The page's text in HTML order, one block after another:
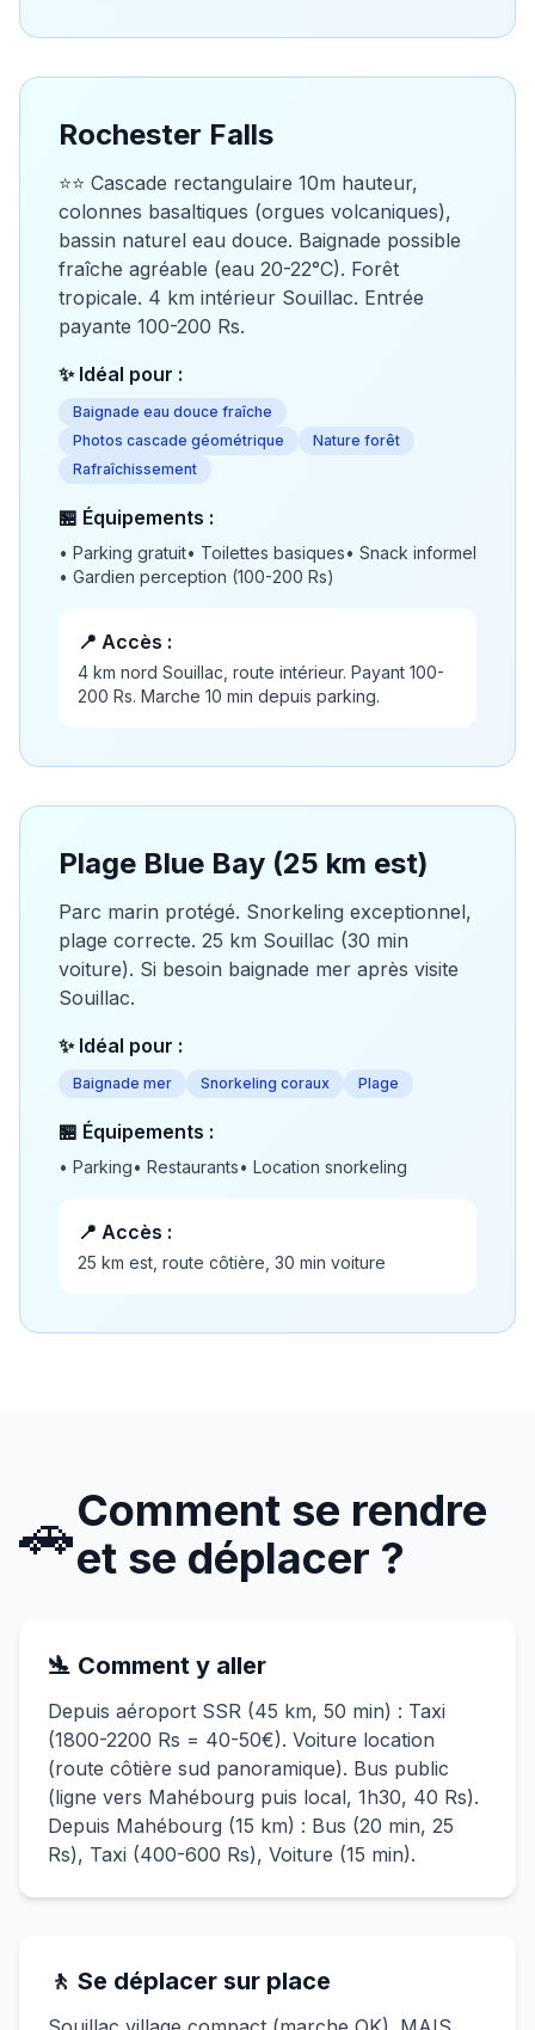
Rochester Falls
⭐⭐ Cascade rectangulaire 10m hauteur,
colonnes basaltiques (orgues volcaniques),
bassin naturel eau douce. Baignade possible
fraîche agréable (eau 20-22°C). Forêt
tropicale. 4 km intérieur Souillac. Entrée
payante 100-200 Rs.
✨ Idéal pour :
Baignade eau douce fraîche
Photos cascade géométrique
Nature forêt
Rafraîchissement
🏪 Équipements :
• Parking gratuit• Toilettes basiques• Snack informel
• Gardien perception (100-200 Rs)
📍 Accès :
4 km nord Souillac, route intérieur. Payant 100-
200 Rs. Marche 10 min depuis parking.
Plage Blue Bay (25 km est)
Parc marin protégé. Snorkeling exceptionnel,
plage correcte. 25 km Souillac (30 min
voiture). Si besoin baignade mer après visite
Souillac.
✨ Idéal pour :
Baignade mer Snorkeling coraux Plage
🏪 Équipements :
• Parking• Restaurants• Location snorkeling
📍 Accès :
25 km est, route côtière, 30 min voiture
🚗Comment se rendre
et se déplacer ?
🛬 Comment y aller
Depuis aéroport SSR (45 km, 50 min) : Taxi
(1800-2200 Rs = 40-50€). Voiture location
(route côtière sud panoramique). Bus public
(ligne vers Mahébourg puis local, 1h30, 40 Rs).
Depuis Mahébourg (15 km) : Bus (20 min, 25
Rs), Taxi (400-600 Rs), Voiture (15 min).
🚶 Se déplacer sur place